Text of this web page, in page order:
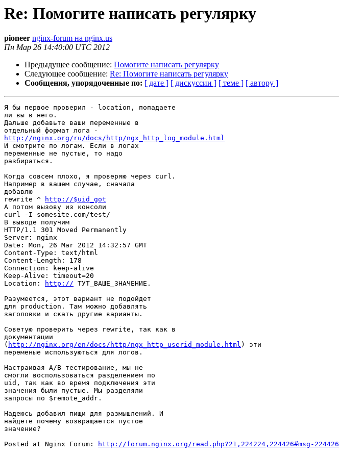
Re: Помогите написать регулярку
pioneer nginx-forum на nginx.us
Пн Мар 26 14:40:00 UTC 2012
Предыдущее сообщение: Помогите написать регулярку
Следующее сообщение: Re: Помогите написать регулярку
Сообщения, упорядоченные по: [ дате ] [ дискуссии ] [ теме ] [ автору ]
Я бы первое проверил - location, попадаете
ли вы в него.
Дальше добавьте ваши переменные в
http://nginx.org/ru/docs/http/ngx_http_log_module.html
И смотрите по логам. Если в логах
переменные не пустые, то надо
разбираться.
Когда совсем плохо, я проверяю через curl.
Например в вашем случае, сначала
добавлю
rewrite ^
http://$uid_got
А потом вызову из консоли
curl -I somesite.com/test/
В выводе получим
HTTP/1.1 301 Moved Permanently
Server: nginx
Date: Mon, 26 Mar 2012 14:32:57 GMT
Content-Type: text/html
Content-Length: 178
Connection: keep-alive
Keep-Alive: timeout=20
Location:
http:// ТУТ_ВАШЕ_ЗНАЧЕНИЕ.
Разумеется, этот вариант не подойдет
для production. Там можно добавлять
заголовки и скать другие варианты.
Советую проверить через rewrite, так как в
документации
( http://nginx.org/en/docs/http/ngx_http_userid_module.html ) эти
переменые используються для логов.
Настраивая A/B тестирование, мы не
смогли воспользоваться разделением по
uid, так как во время подключения эти
значения были пустые. Мы разделяли
запросы по $remote_addr.
Надеюсь добавил пищи для размышлений. И
найдете почему возвращается пустое
значение?
Posted at Nginx Forum:
http://forum.nginx.org/read.php?21,224224,224426#msg-224426